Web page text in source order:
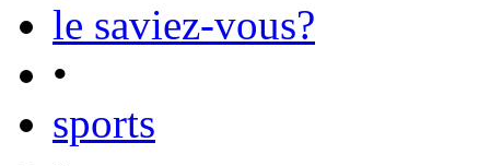
le saviez-vous?
•
sports